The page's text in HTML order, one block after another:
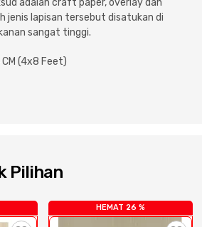
Kimia
adalah craft paper, overlay dan
jenis lapisan tersebut disatukan di
sangat tinggi.
(4x8 Feet)
Pilihan
HEMAT 26 %